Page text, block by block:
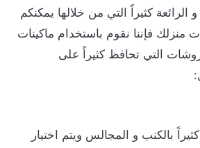
الرائعة كثيراً التي من خلالها يمكنكم
فإننا نقوم باستخدام ماكينات
التي تحافظ كثيراً على
بالكنب و المجالس ويتم اختيار